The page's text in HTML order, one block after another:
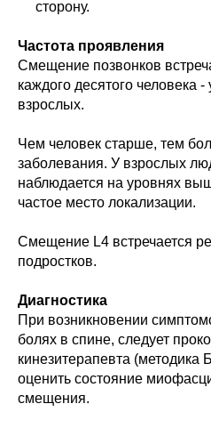
сторону.
Частота проявления
Смещение позвонков
каждого десятого человека -
взрослых.
Чем человек старше, тем
заболевания. У взрослых
наблюдается на уровнях
частое место локализации.
Смещение L4 встречается
подростков.
Диагностика
При возникновении
болях в спине, следует
кинезитерапевта (методика
оценить состояние
смещения.